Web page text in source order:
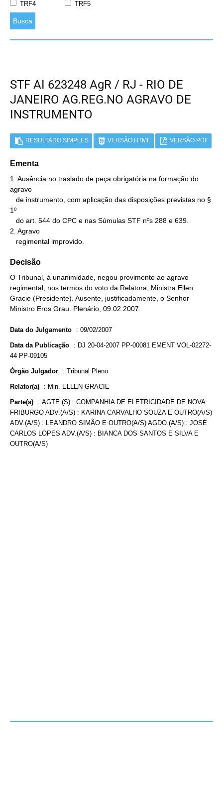
TRF4
TRF5
Busca
STF AI 623248 AgR / RJ - RIO DE
JANEIRO AG.REG.NO AGRAVO DE
INSTRUMENTO
RESULTADO SIMPLES VERSÃO HTML VERSÃO PDF
Ementa
1. Ausência no traslado de peça obrigatória na formação do
agravo
1º
2. Agravo
   regimental improvido.
Decisão
O Tribunal, à unanimidade, negou provimento ao agravo
regimental, nos termos do voto da Relatora, Ministra Ellen
Gracie (Presidente). Ausente, justificadamente, o Senhor
Ministro Eros Grau. Plenário, 09.02.2007.
Data do Julgamento : 09/02/2007
Data da Publicação : DJ 20-04-2007 PP-00081 EMENT VOL-02272-
44 PP-09105
Órgão Julgador : Tribunal Pleno
Relator(a) : Min. ELLEN GRACIE
Parte(s) : AGTE.(S) : COMPANHIA DE ELETRICIDADE DE NOVA
FRIBURGO ADV.(A/S) : KARINA CARVALHO SOUZA E OUTRO(A/S)
ADV.(A/S) : LEANDRO SIMÃO E OUTRO(A/S) AGDO.(A/S) : JOSÉ
CARLOS LOPES ADV.(A/S) : BIANCA DOS SANTOS E SILVA E
OUTRO(A/S)